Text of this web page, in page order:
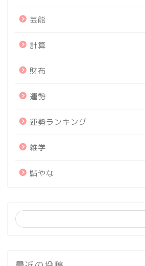
芸能
計算
財布
運勢
運勢ランキング
雑学
鮎やな